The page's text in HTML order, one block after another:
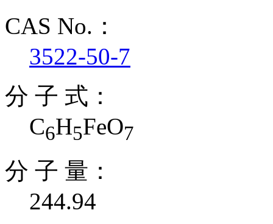
CAS No.：
3522-50-7
分 子 式：
C6H5FeO7
分 子 量：
244.94